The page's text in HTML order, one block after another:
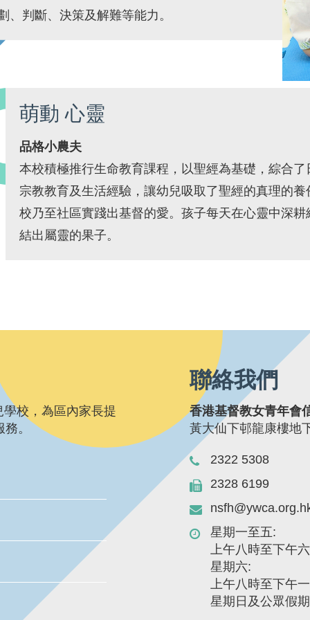
、判斷、決策及解難等能力。
萌動 心靈
品格小農夫
本校積極推行生命教育課程，以聖經為基礎，綜合了
宗教教育及生活經驗，讓幼兒吸取了聖經的真理的養
校乃至社區實踐出基督的愛。孩子每天在心靈中深耕
結出屬靈的果子。
校，為區內家長提
。
聯絡我們
香港基督教女青年會
黃大仙下邨龍康樓地
2322 5308
2328 6199
星期一至五:
上午八時至下午
星期六:
上午八時至下午
星期日及公眾假